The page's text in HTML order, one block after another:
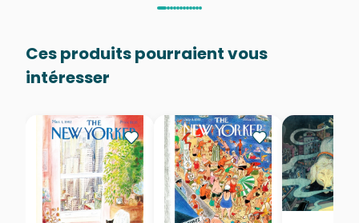
Ces produits pourraient vous
intéresser